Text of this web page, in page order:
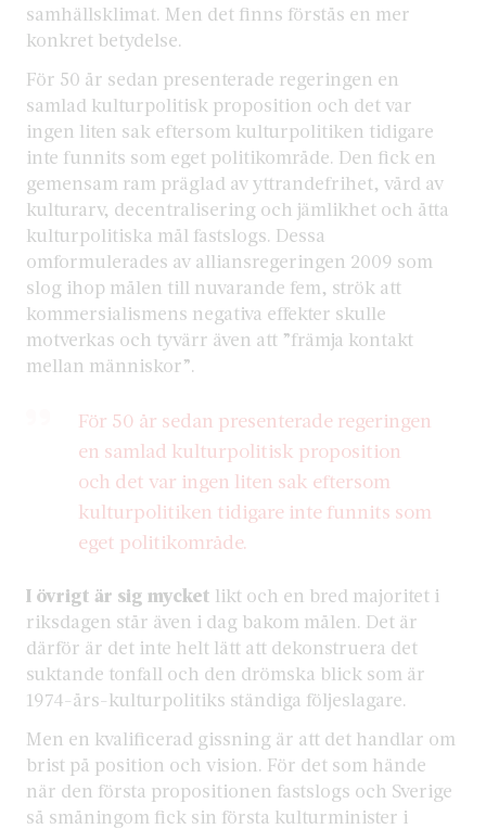
samhällsklimat. Men det finns förstås en mer
konkret betydelse.
För 50 år sedan presenterade regeringen en
samlad kulturpolitisk proposition och det var
ingen liten sak eftersom kulturpolitiken tidigare
inte funnits som eget politikområde. Den fick en
gemensam ram präglad av yttrandefrihet, vård av
kulturarv, decentralisering och jämlikhet och åtta
kulturpolitiska mål fastslogs. Dessa
omformulerades av alliansregeringen 2009 som
slog ihop målen till nuvarande fem, strök att
kommersialismens negativa effekter skulle
motverkas och tyvärr även att ”främja kontakt
mellan människor”.
För 50 år sedan presenterade regeringen
en samlad kulturpolitisk proposition
och det var ingen liten sak eftersom
kulturpolitiken tidigare inte funnits som
eget politikområde.
I övrigt är sig mycket likt och en bred majoritet i
riksdagen står även i dag bakom målen. Det är
därför är det inte helt lätt att dekonstruera det
suktande tonfall och den drömska blick som är
1974-års-kulturpolitiks ständiga följeslagare.
Men en kvalificerad gissning är att det handlar om
brist på position och vision. För det som hände
när den första propositionen fastslogs och Sverige
så småningom fick sin första kulturminister i